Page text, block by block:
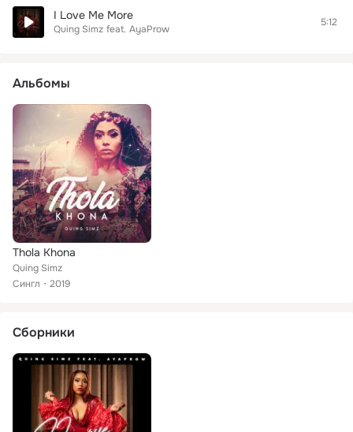
I Love Me More
Quing Simz feat. AyaProw
5:12
Альбомы
Thola Khona
Quing Simz
Сингл
2019
Сборники